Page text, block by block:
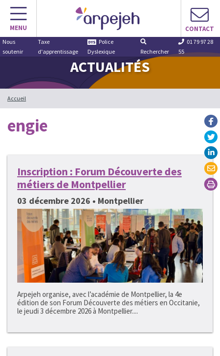
Aller
contenu
MENU CONTACT
Nous
soutenir
Taxe
d'apprentissage
Police
Dyslexique
Rechercher
01 79 97 28
55
ACTUALITÉS
Accueil
engie
Inscription : Forum Découverte des
métiers de Montpellier
03 décembre 2026 • Montpellier
Arpejeh organise, avec l’académie de Montpellier, la 4e
édition de son Forum Découverte des métiers en Occitanie,
le jeudi 3 décembre 2026 à Montpellier....